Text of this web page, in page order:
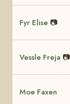
Fyr Elise 📷
Vessle Freja 📷
Moe Faxen